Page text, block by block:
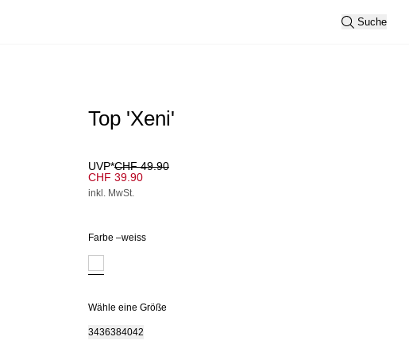
Suche
Top 'Xeni'
UVP*CHF 49.90
CHF 39.90
inkl. MwSt.
Farbe –weiss
Wähle eine Größe
3436384042